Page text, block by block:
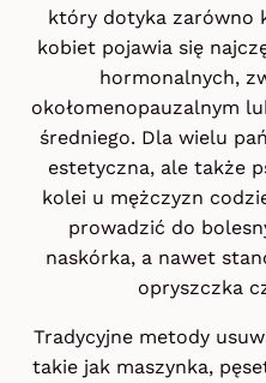
który dotyka zarówno
kobiet pojawia się
hormonalnych,
okołomenopauzalnym
średniego. Dla wielu
estetyczna, ale także
kolei u mężczyzn
prowadzić do
naskórka, a nawet
opryszczka
Tradycyjne metody
takie jak maszynka,